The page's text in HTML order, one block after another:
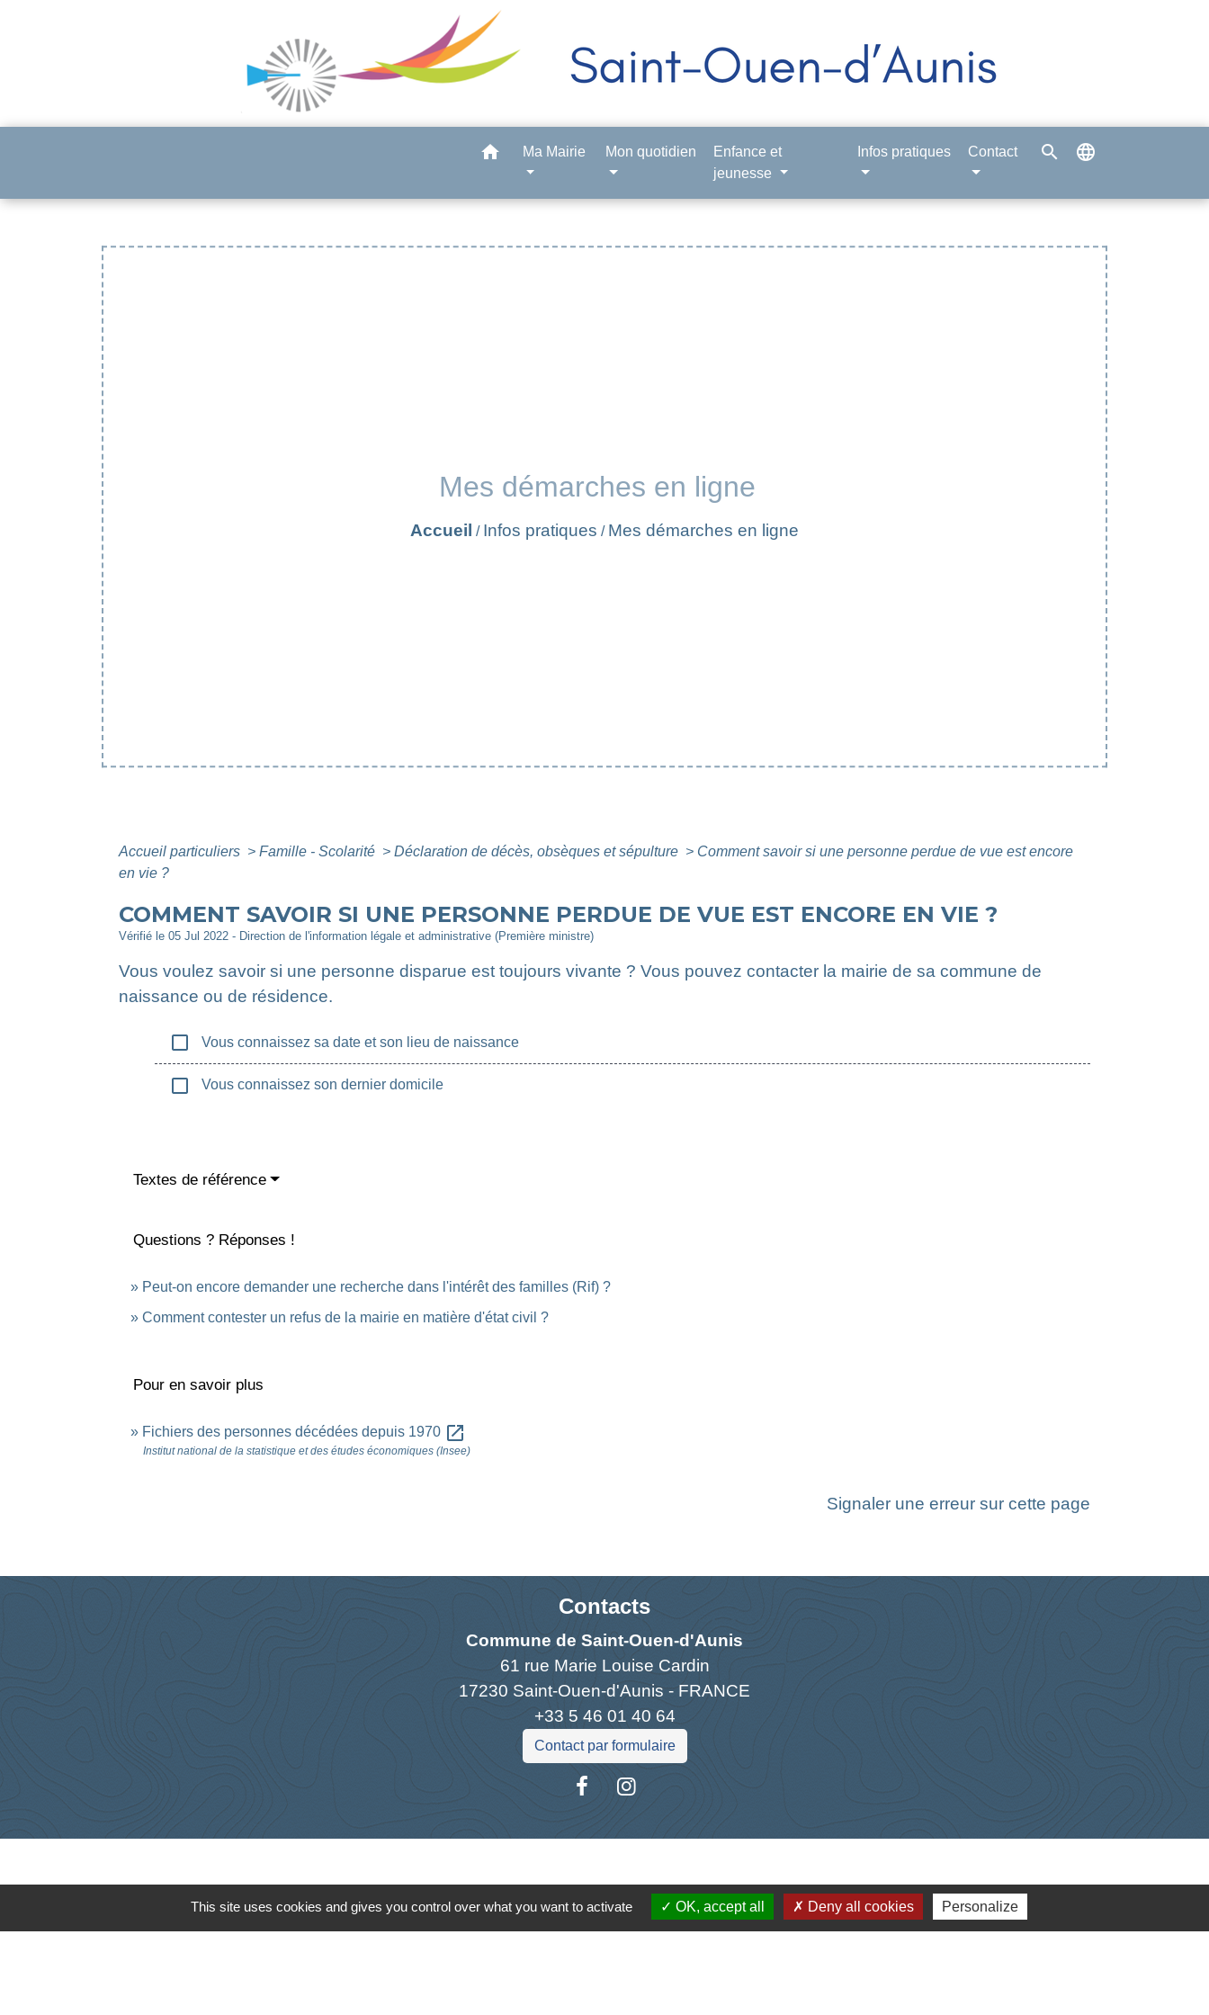
home Ma Mairie Mon quotidien
Enfance et
jeunesse
Infos pratiques Contact search language
Mes démarches en ligne
Accueil / Infos pratiques / Mes démarches en ligne
Accueil particuliers > Famille - Scolarité > Déclaration de décès, obsèques et sépulture > Comment savoir si une personne perdue de vue est encore
en vie ?
COMMENT SAVOIR SI UNE PERSONNE PERDUE DE VUE EST ENCORE EN VIE ?
Vérifié le 05 Jul 2022 - Direction de l'information légale et administrative (Première ministre)
Vous voulez savoir si une personne disparue est toujours vivante ? Vous pouvez contacter la mairie de sa commune de
naissance ou de résidence.
check_box_outline_blank Vous connaissez sa date et son lieu de naissance
check_box_outline_blank Vous connaissez son dernier domicile
Textes de référence
Questions ? Réponses !
Peut-on encore demander une recherche dans l'intérêt des familles (Rif) ?
Comment contester un refus de la mairie en matière d'état civil ?
Pour en savoir plus
Fichiers des personnes décédées depuis 1970 open_in_new
Institut national de la statistique et des études économiques (Insee)
Signaler une erreur sur cette page
Contacts
Commune de Saint-Ouen-d'Aunis
61 rue Marie Louise Cardin
17230 Saint-Ouen-d'Aunis - FRANCE
+33 5 46 01 40 64
Contact par formulaire
Cyclad
CDC Aunis Atlantique
This site uses cookies and gives you control over what you want to activate OK, accept all Deny all cookies Personalize